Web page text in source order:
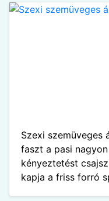
Szexi szemüveges
faszt a pasi
kényeztetést
kapja a friss forró